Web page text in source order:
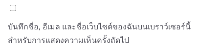
บันทึกชื่อ, อีเมล และชื่อเว็บไซต์ของฉันบนเบราว์เซอร์นี้
สำหรับการแสดงความเห็นครั้งถัดไป